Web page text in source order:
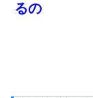
るの